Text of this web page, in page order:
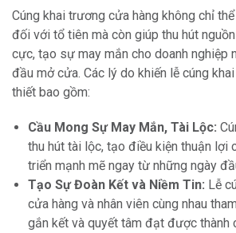
Cúng khai trương cửa hàng không chỉ
đối với tổ tiên mà còn giúp thu hút
cực, tạo sự may mắn cho doanh nghiệp
đầu mở cửa. Các lý do khiến lễ cúng
thiết bao gồm:
Cầu Mong Sự May Mắn, Tài Lộc:
thu hút tài lộc, tạo điều kiện thuận lợi
triển mạnh mẽ ngay từ những ngày
Tạo Sự Đoàn Kết và Niềm Tin: Lễ
cửa hàng và nhân viên cùng nhau
gắn kết và quyết tâm đạt được thành